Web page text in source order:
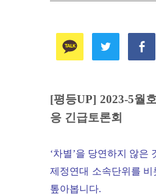
[평등UP] 2023-5월
응 긴급토론회
‘차별’을 당연하지 않
제정연대 소속단위를
톺아봅니다.